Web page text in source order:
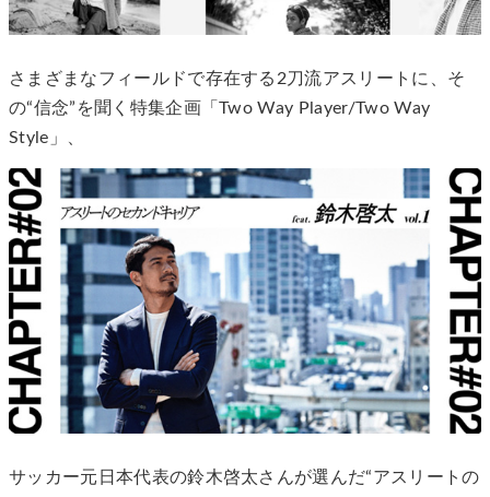
さまざまなフィールドで存在する2刀流アスリートに、そ
の“信念”を聞く特集企画「Two Way Player/Two Way
Style」、
サッカー元日本代表の鈴木啓太さんが選んだ“アスリートの